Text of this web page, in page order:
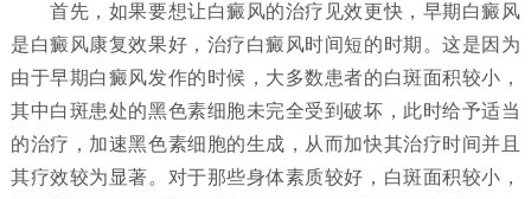
首先，如果要想让白癜风的治疗见效更快，早期白癜风
是白癜风康复效果好，治疗白癜风时间短的时期。这是因为
由于早期白癜风发作的时候，大多数患者的白斑面积较小，
其中白斑患处的黑色素细胞未完全受到破坏，此时给予适当
的治疗，加速黑色素细胞的生成，从而加快其治疗时间并且
其疗效较为显著。对于那些身体素质较好，白斑面积较小，